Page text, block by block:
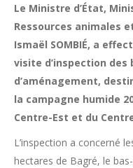
Le Ministre d’État,
Ressources animales
Ismaël SOMBIÉ, a
visite d’inspection des
d’aménagement,
la campagne humide
Centre-Est et du
L’inspection a concerné
hectares de Bagré, le